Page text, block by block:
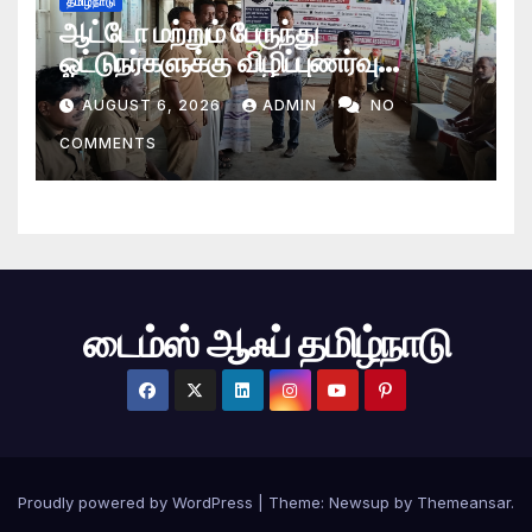
ஆட்டோ மற்றும் பேருந்து
ஓட்டுநர்களுக்கு விழிப்புணர்வு
நிகழ்ச்சி
AUGUST 6, 2026 ADMIN NO
COMMENTS
டைம்ஸ் ஆஃப் தமிழ்நாடு
Proudly powered by WordPress Theme: Newsup by Themeansar.